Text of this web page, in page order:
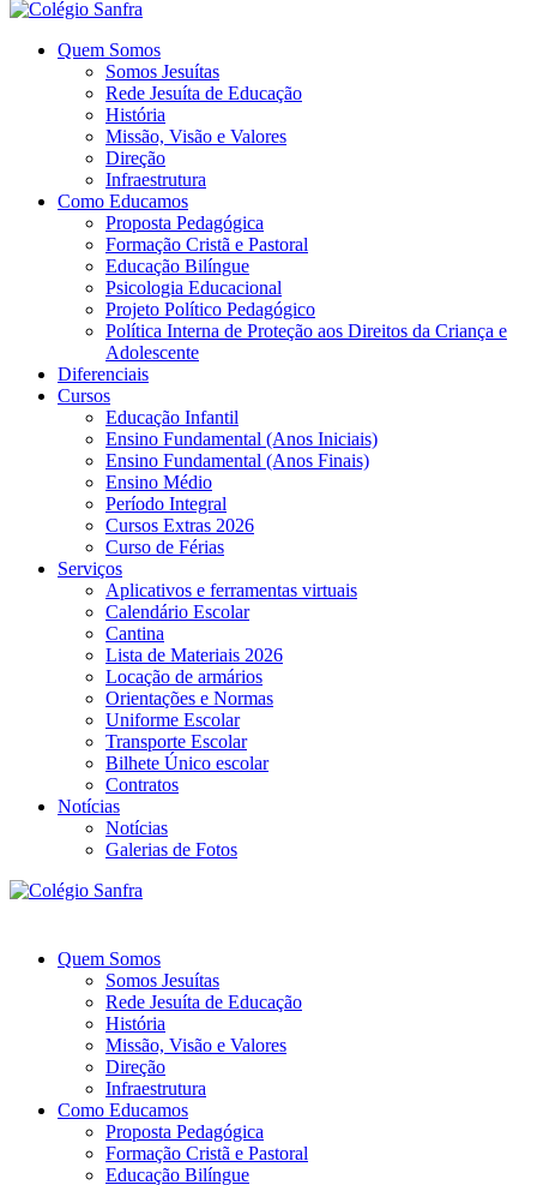
Quem Somos
Somos Jesuítas
Rede Jesuíta de Educação
História
Missão, Visão e Valores
Direção
Infraestrutura
Como Educamos
Proposta Pedagógica
Formação Cristã e Pastoral
Educação Bilíngue
Psicologia Educacional
Projeto Político Pedagógico
Política Interna de Proteção aos Direitos da Criança e
Adolescente
Diferenciais
Cursos
Educação Infantil
Ensino Fundamental (Anos Iniciais)
Ensino Fundamental (Anos Finais)
Ensino Médio
Período Integral
Cursos Extras 2026
Curso de Férias
Serviços
Aplicativos e ferramentas virtuais
Calendário Escolar
Cantina
Lista de Materiais 2026
Locação de armários
Orientações e Normas
Uniforme Escolar
Transporte Escolar
Bilhete Único escolar
Contratos
Notícias
Notícias
Galerias de Fotos
Quem Somos
Somos Jesuítas
Rede Jesuíta de Educação
História
Missão, Visão e Valores
Direção
Infraestrutura
Como Educamos
Proposta Pedagógica
Formação Cristã e Pastoral
Educação Bilíngue